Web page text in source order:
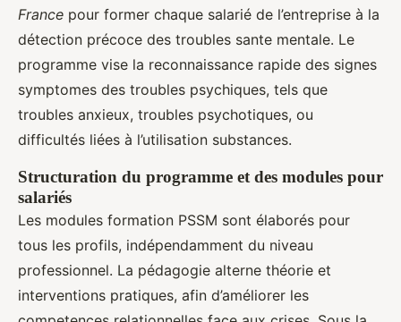
France pour former chaque salarié de l’entreprise à la
détection précoce des troubles sante mentale. Le
programme vise la reconnaissance rapide des signes
symptomes des troubles psychiques, tels que
troubles anxieux, troubles psychotiques, ou
difficultés liées à l’utilisation substances.
Structuration du programme et des modules pour
salariés
Les modules formation PSSM sont élaborés pour
tous les profils, indépendamment du niveau
professionnel. La pédagogie alterne théorie et
interventions pratiques, afin d’améliorer les